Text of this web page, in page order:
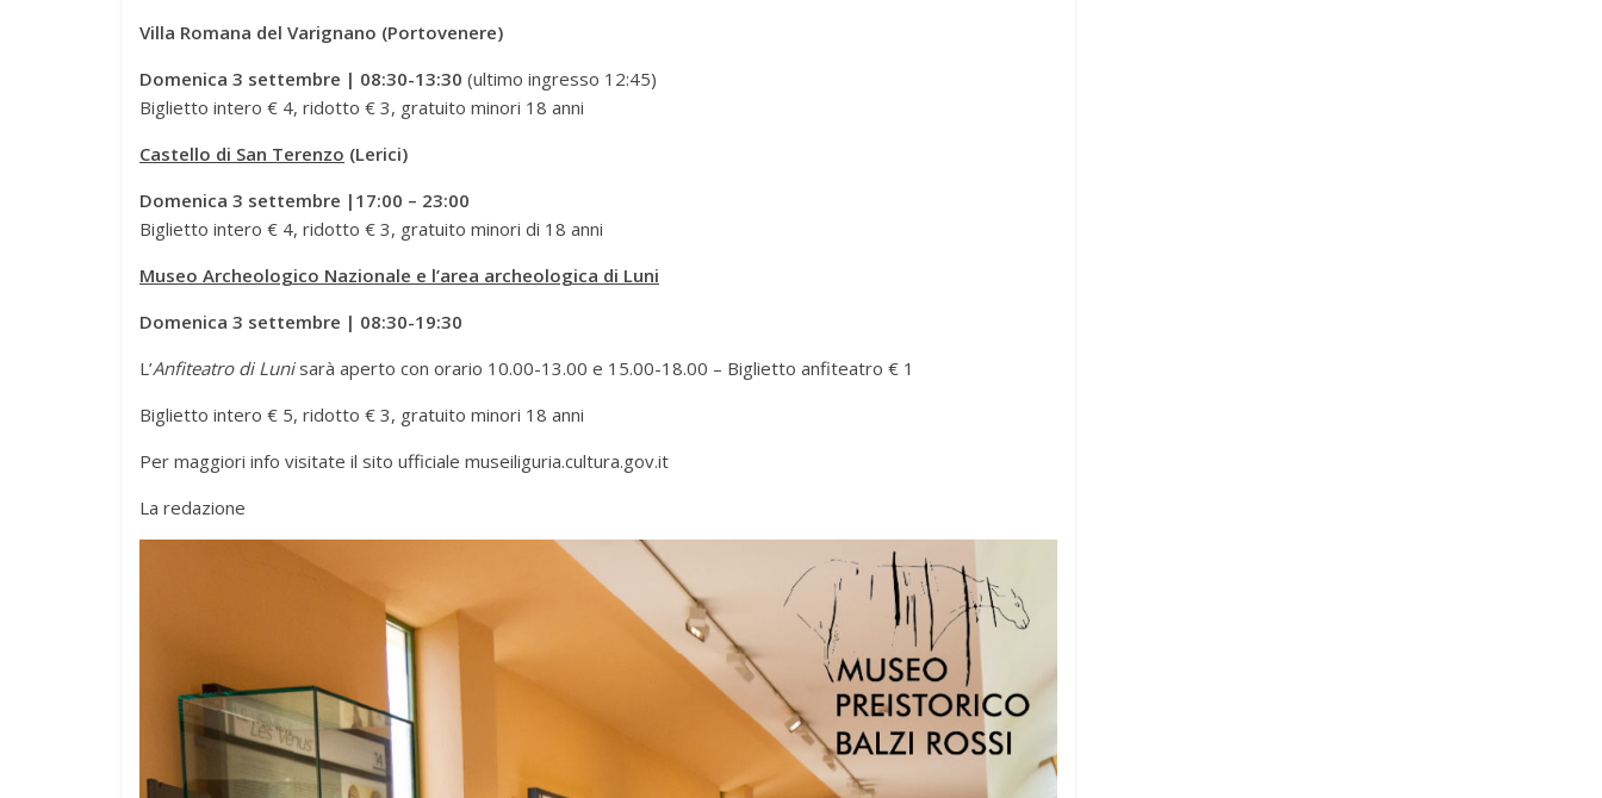
Villa Romana del Varignano (Portovenere)
Domenica 3 settembre | 08:30-13:30 (ultimo ingresso 12:45)
Biglietto intero € 4, ridotto € 3, gratuito minori 18 anni
Castello di San Terenzo (Lerici)
Domenica 3 settembre |17:00 – 23:00
Biglietto intero € 4, ridotto € 3, gratuito minori di 18 anni
Museo Archeologico Nazionale e l’area archeologica di Luni
Domenica 3 settembre | 08:30-19:30
L’Anfiteatro di Lunisarà aperto con orario 10.00-13.00 e 15.00-18.00 – Biglietto anfiteatro € 1
Biglietto intero € 5, ridotto € 3, gratuito minori 18 anni
Per maggiori info visitate il sito ufficiale museiliguria.cultura.gov.it
La redazione